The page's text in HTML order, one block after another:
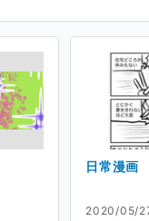
フや、Photoshop
た方に、普段は公
2020/05/
日常漫画